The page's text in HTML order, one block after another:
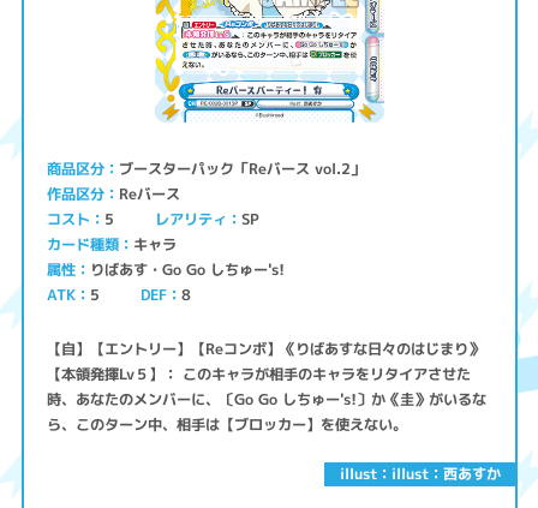
illust：illust：西あすか
商品区分 ブースターパック「Reバース vol.2」
作品区分 Reバース
コスト 5 レアリティ SP
カード種類 キャラ
属性 りばあす・Go Go しちゅー's!
ATK 5 DEF 8
【自】【エントリー】【Reコンボ】《りばあすな日々のはじまり》
【本領発揮Lv５】： このキャラが相手のキャラをリタイアさせた
時、あなたのメンバーに、〔Go Go しちゅー's!〕か《圭》がいるな
ら、このターン中、相手は【ブロッカー】を使えない。